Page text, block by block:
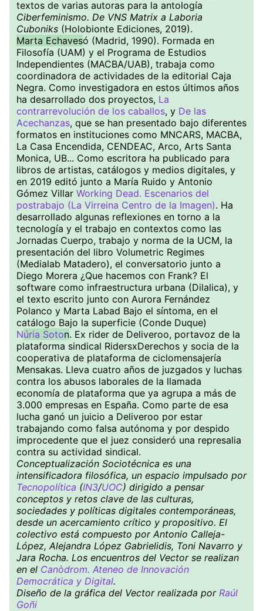
textos de varias autoras para la antología
Ciberfeminismo. De VNS Matrix a Laboria
Cuboniks (Holobionte Ediciones, 2019).
Marta Echavesó (Madrid, 1990). Formada en
Filosofía (UAM) y el Programa de Estudios
Independientes (MACBA/UAB), trabaja como
coordinadora de actividades de la editorial Caja
Negra. Como investigadora en estos últimos años
ha desarrollado dos proyectos, La
contrarrevolución de los caballos, y De las
Acechanzas, que se han presentado bajo diferentes
formatos en instituciones como MNCARS, MACBA,
La Casa Encendida, CENDEAC, Arco, Arts Santa
Monica, UB... Como escritora ha publicado para
libros de artistas, catálogos y medios digitales, y
en 2019 editó junto a María Ruido y Antonio
Gómez Villar Working Dead. Escenarios del
postrabajo (La Virreina Centro de la Imagen). Ha
desarrollado algunas reflexiones en torno a la
tecnología y el trabajo en contextos como las
Jornadas Cuerpo, trabajo y norma de la UCM, la
presentación del libro Volumetric Regimes
(Medialab Matadero), el conversatorio junto a
Diego Morera ¿Que hacemos con Frank? El
software como infraestructura urbana (Dilalica), y
el texto escrito junto con Aurora Fernández
Polanco y Marta Labad Bajo el síntoma, en el
catálogo Bajo la superficie (Conde Duque)
Núria Soton. Ex rider de Deliveroo, portavoz de la
plataforma sindical RidersxDerechos y socia de la
cooperativa de plataforma de ciclomensajería
Mensakas. Lleva cuatro años de juzgados y luchas
contra los abusos laborales de la llamada
economía de plataforma que ya agrupa a más de
3.000 empresas en España. Como parte de esa
lucha ganó un juicio a Deliveroo por estar
trabajando como falsa autónoma y por despido
improcedente que el juez consideró una represalia
contra su actividad sindical.
Conceptualización Sociotécnica es una
intensificadora filosófica, un espacio impulsado por
Tecnopolítica (IN3/UOC) dirigido a pensar
conceptos y retos clave de las culturas,
sociedades y políticas digitales contemporáneas,
desde un acercamiento crítico y propositivo. El
colectivo está compuesto por Antonio Calleja-
López, Alejandra López Gabrielidis, Toni Navarro y
Jara Rocha. Los encuentros del Vector se realizan
en el Canòdrom. Ateneo de Innovación
Democrática y Digital.
Diseño de la gráfica del Vector realizada por Raúl
Goñi